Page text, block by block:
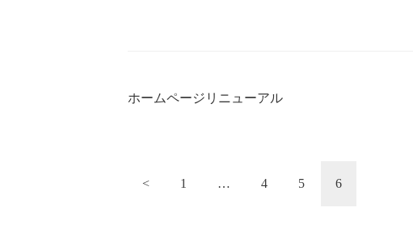
ホームページリニューアル
< 1 … 4 5 6